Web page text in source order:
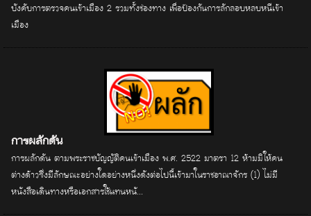
บังคับการตรวจคนเข้าเมือง 2 รวมทั้งช่องทาง เพื่อป้องกันการลักลอบหลบหนีเข้า
เมือง
การผลักดัน
การผลักดัน ตามพระราชบัญญัติคนเข้าเมือง พ.ศ. 2522 มาตรา 12 ห้ามมิให้คน
ต่างด้าวซึ่งมีลักษณะอย่างใดอย่างหนึ่งดังต่อไปนี้เข้ามาในราชอาณาจักร (1) ไม่มี
หนังสือเดินทางหรือเอกสารใช้แทนหนั...